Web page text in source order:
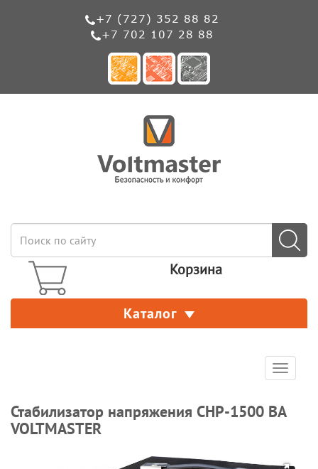
+7 (727) 352 88 82
+7 702 107 28 88
Корзина
Каталог
Toggle
Стабилизатор напряжения СНР-1500 ВА
VOLTMASTER